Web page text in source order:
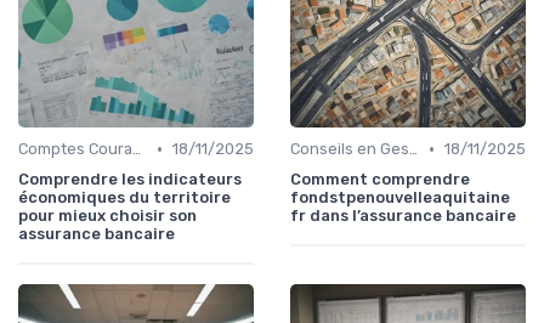
Comptes Courants et Épargne • 18/11/2025
Comprendre les indicateurs
économiques du territoire
pour mieux choisir son
assurance bancaire
Conseils en Gestion de Patrimoine • 18/11/2025
Comment comprendre
fondstpenouvelleaquitaine
fr dans l’assurance bancaire